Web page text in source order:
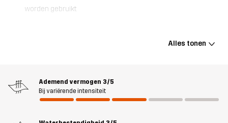
worden gebruikt
tegen guur weer en zorgt voor behaaglijk comfort van hoofd tot
voelen of je te beperken in je bewegingen. Sneeuw en natte
sneeuw zijn geen partij voor het waterdichte en winddichte
Alles tonen
Ademend vermogen 3/5
Bij variërende intensiteit